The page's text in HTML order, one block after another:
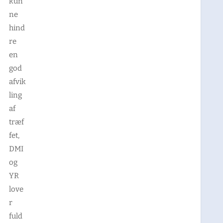
ne
hind
re
en
god
afvik
ling
af
træf
fet,
DMI
og
YR
love
r
fuld